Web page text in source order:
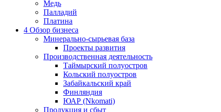
Медь
Палладий
Платина
4 Обзор бизнеса
Минерально-сырьевая база
Проекты развития
Производственная деятельность
Таймырский полуостров
Кольский полуостров
Забайкальский край
Финляндия
ЮАР (Nkomati)
Продукция и сбыт